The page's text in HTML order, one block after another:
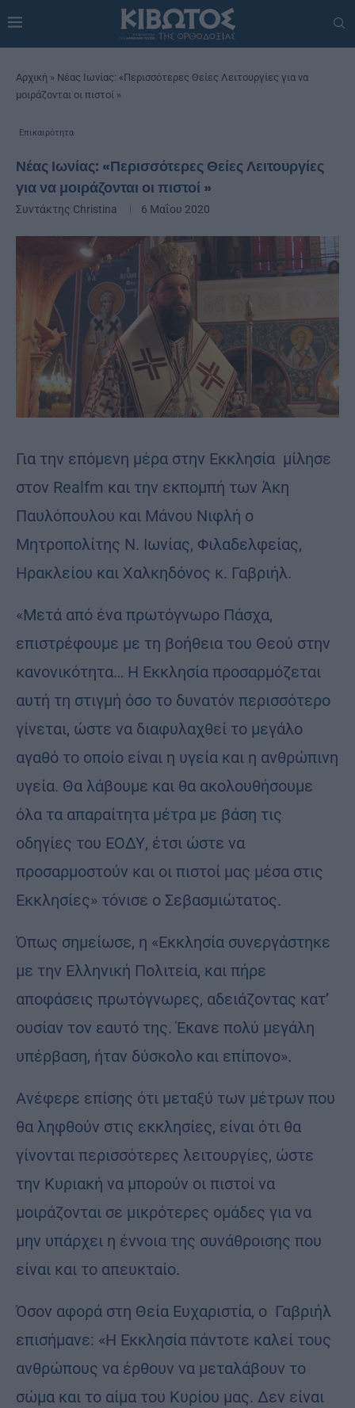
Αρχική » Νέας Ιωνίας: «Περισσότερες Θείες Λειτουργίες για να
μοιράζονται οι πιστοί »
Επικαιρότητα
Νέας Ιωνίας: «Περισσότερες Θείες Λειτουργίες
για να μοιράζονται οι πιστοί »
Συντάκτης Christina 6 Μαΐου 2020
Για την επόμενη μέρα στην Εκκλησία μίλησε
στον Realfm και την εκπομπή των Άκη
Παυλόπουλου και Μάνου Νιφλή ο
Μητροπολίτης Ν. Ιωνίας, Φιλαδελφείας,
Ηρακλείου και Χαλκηδόνος κ. Γαβριήλ.
«Μετά από ένα πρωτόγνωρο Πάσχα,
επιστρέφουμε με τη βοήθεια του Θεού στην
κανονικότητα… H Εκκλησία προσαρμόζεται
αυτή τη στιγμή όσο το δυνατόν περισσότερο
γίνεται, ώστε να διαφυλαχθεί το μεγάλο
αγαθό το οποίο είναι η υγεία και η ανθρώπινη
υγεία. Θα λάβουμε και θα ακολουθήσουμε
όλα τα απαραίτητα μέτρα με βάση τις
οδηγίες του ΕΟΔΥ, έτσι ώστε να
προσαρμοστούν και οι πιστοί μας μέσα στις
Εκκλησίες» τόνισε ο Σεβασμιώτατος.
Όπως σημείωσε, η «Εκκλησία συνεργάστηκε
με την Ελληνική Πολιτεία, και πήρε
αποφάσεις πρωτόγνωρες, αδειάζοντας κατ’
ουσίαν τον εαυτό της. Έκανε πολύ μεγάλη
υπέρβαση, ήταν δύσκολο και επίπονο».
Ανέφερε επίσης ότι μεταξύ των μέτρων που
θα ληφθούν στις εκκλησίες, είναι ότι θα
γίνονται περισσότερες λειτουργίες, ώστε
την Κυριακή να μπορούν οι πιστοί να
μοιράζονται σε μικρότερες ομάδες για να
μην υπάρχει η έννοια της συνάθροισης που
είναι και το απευκταίο.
Όσον αφορά στη Θεία Ευχαριστία, ο Γαβριήλ
επισήμανε: «Η Εκκλησία πάντοτε καλεί τους
ανθρώπους να έρθουν να μεταλάβουν το
σώμα και το αίμα του Κυρίου μας. Δεν είναι